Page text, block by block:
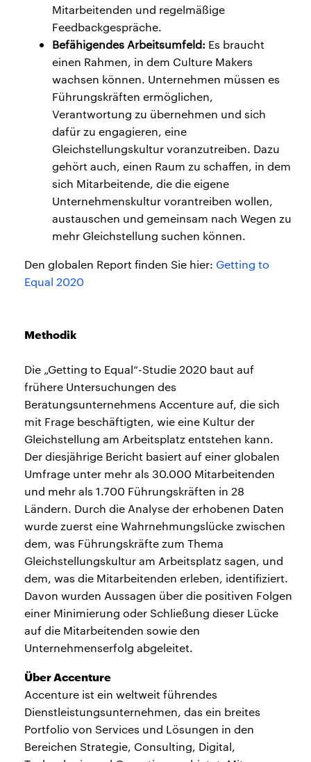
Mitarbeitenden und regelmäßige
Feedbackgespräche.
Befähigendes Arbeitsumfeld: Es braucht
einen Rahmen, in dem Culture Makers
wachsen können. Unternehmen müssen es
Führungskräften ermöglichen,
Verantwortung zu übernehmen und sich
dafür zu engagieren, eine
Gleichstellungskultur voranzutreiben. Dazu
gehört auch, einen Raum zu schaffen, in dem
sich Mitarbeitende, die die eigene
Unternehmenskultur vorantreiben wollen,
austauschen und gemeinsam nach Wegen zu
mehr Gleichstellung suchen können.
Den globalen Report finden Sie hier: Getting to
Equal 2020
Methodik
Die „Getting to Equal“-Studie 2020 baut auf
frühere Untersuchungen des
Beratungsunternehmens Accenture auf, die sich
mit Frage beschäftigten, wie eine Kultur der
Gleichstellung am Arbeitsplatz entstehen kann.
Der diesjährige Bericht basiert auf einer globalen
Umfrage unter mehr als 30.000 Mitarbeitenden
und mehr als 1.700 Führungskräften in 28
Ländern. Durch die Analyse der erhobenen Daten
wurde zuerst eine Wahrnehmungslücke zwischen
dem, was Führungskräfte zum Thema
Gleichstellungskultur am Arbeitsplatz sagen, und
dem, was die Mitarbeitenden erleben, identifiziert.
Davon wurden Aussagen über die positiven Folgen
einer Minimierung oder Schließung dieser Lücke
auf die Mitarbeitenden sowie den
Unternehmenserfolg abgeleitet.
Über Accenture
Accenture ist ein weltweit führendes
Dienstleistungsunternehmen, das ein breites
Portfolio von Services und Lösungen in den
Bereichen Strategie, Consulting, Digital,